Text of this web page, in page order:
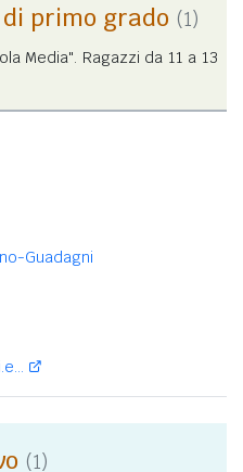
primo grado (1)
Media". Ragazzi da 11 a 13
Guadagni
(1)